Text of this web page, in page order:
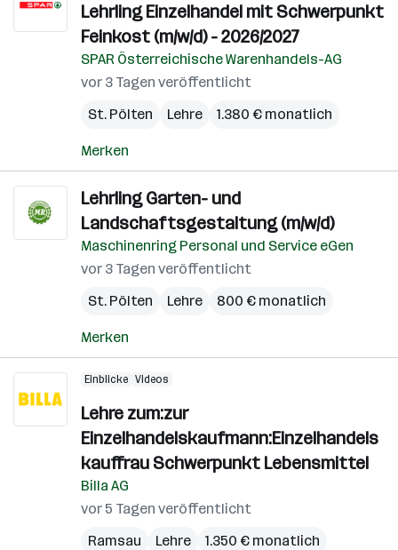
Lehrling Einzelhandel mit Schwerpunkt
Feinkost (m/w/d) - 2026/2027
SPAR Österreichische Warenhandels-AG
vor 3 Tagen veröffentlicht
St. Pölten
Lehre 1.380 € monatlich
Merken
Lehrling Garten- und
Landschaftsgestaltung (m/w/d)
Maschinenring Personal und Service eGen
vor 3 Tagen veröffentlicht
St. Pölten
Lehre 800 € monatlich
Merken
Einblicke Videos
Lehre zum:zur
Einzelhandelskaufmann:Einzelhandels
kauffrau Schwerpunkt Lebensmittel
Billa AG
vor 5 Tagen veröffentlicht
Ramsau
Lehre 1.350 € monatlich